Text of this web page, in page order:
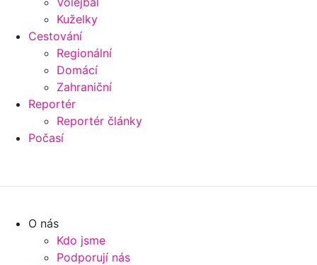
Kuželky
Cestování
Regionální
Domácí
Zahraniční
Reportér
Reportér články
Počasí
O nás
Kdo jsme
Podporují nás